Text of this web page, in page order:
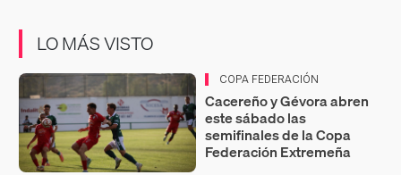
LO MÁS VISTO
COPA FEDERACIÓN
Cacereño y Gévora abren
este sábado las
semifinales de la Copa
Federación Extremeña